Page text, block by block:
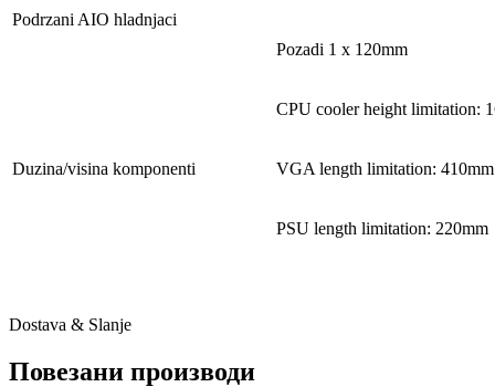
Podrzani AIO hladnjaci
Pozadi 1 x 120mm
Duzina/visina komponenti
CPU cooler height limitation:
VGA length limitation: 410mm
PSU length limitation: 220mm
Dostava & Slanje
Повезани производи